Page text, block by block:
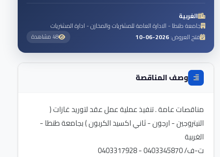
الغربية
جامعة طنطا - الادارة العامة للمشتريات والمخازن - ادارة المشتريات
فتح العروض:2026-06-10 48 مشاهدة
وصف المناقصة
مناقصات عامة . تنفيذ عملية عمل عقد لتوريد غازات (
النيتروجين - ارجون - ثاني اكسيد الكربون ) بجامعة طنطا -